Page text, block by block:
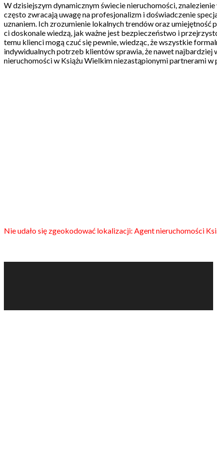
W dzisiejszym dynamicznym świecie nieruchomości,
często zwracają uwagę na profesjonalizm i doświadczenie
uznaniem. Ich zrozumienie lokalnych trendów oraz
ci doskonale wiedzą, jak ważne jest bezpieczeństwo i
temu klienci mogą czuć się pewnie, wiedząc, że wszystkie
indywidualnych potrzeb klientów sprawia, że nawet najbardziej
nieruchomości w Książu Wielkim niezastąpionymi partnerami
Nie udało się zgeokodować lokalizacji: Agent nieruchomości